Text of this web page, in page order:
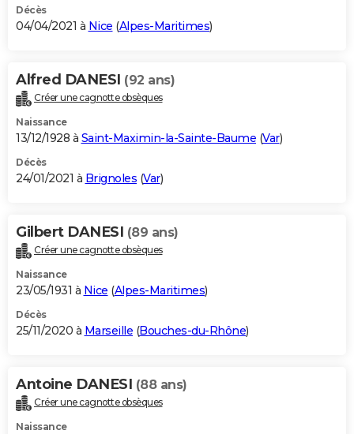
Décès
04/04/2021 à Nice (Alpes-Maritimes)
Alfred DANESI (92 ans)
Créer une cagnotte obsèques
Naissance
13/12/1928 à Saint-Maximin-la-Sainte-Baume (Var)
Décès
24/01/2021 à Brignoles (Var)
Gilbert DANESI (89 ans)
Créer une cagnotte obsèques
Naissance
23/05/1931 à Nice (Alpes-Maritimes)
Décès
25/11/2020 à Marseille (Bouches-du-Rhône)
Antoine DANESI (88 ans)
Créer une cagnotte obsèques
Naissance